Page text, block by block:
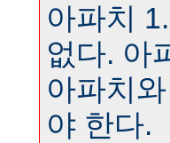
아파치
없다. 아
아파치
야 한다.